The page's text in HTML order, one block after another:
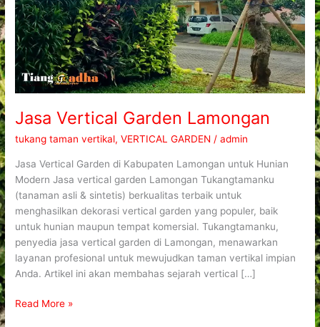
Jasa Vertical Garden Lamongan
tukang taman vertikal,VERTICAL GARDEN /admin
Jasa Vertical Garden di Kabupaten Lamongan untuk Hunian
Modern Jasa vertical garden Lamongan Tukangtamanku
(tanaman asli & sintetis) berkualitas terbaik untuk
menghasilkan dekorasi vertical garden yang populer, baik
untuk hunian maupun tempat komersial. Tukangtamanku,
penyedia jasa vertical garden di Lamongan, menawarkan
layanan profesional untuk mewujudkan taman vertikal impian
Anda. Artikel ini akan membahas sejarah vertical […]
Read More »